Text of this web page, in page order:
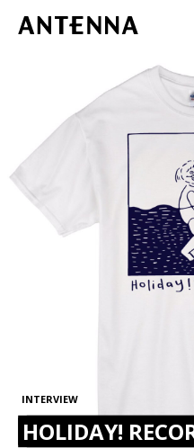
INTERVIEW
HOLIDAY!